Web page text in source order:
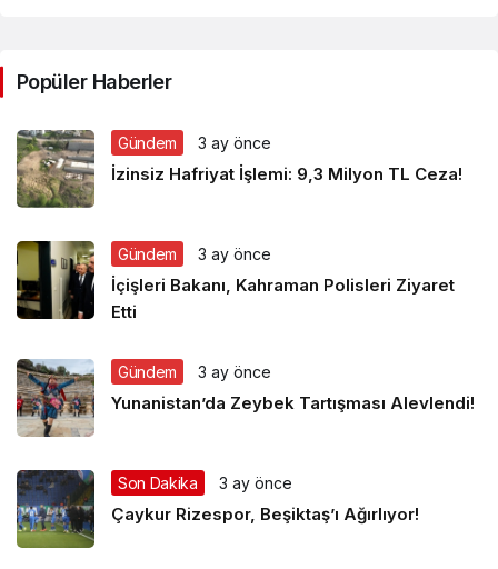
Popüler Haberler
Gündem 3 ay önce
İzinsiz Hafriyat İşlemi: 9,3 Milyon TL Ceza!
Gündem 3 ay önce
İçişleri Bakanı, Kahraman Polisleri Ziyaret
Etti
Gündem 3 ay önce
Yunanistan’da Zeybek Tartışması Alevlendi!
Son Dakika 3 ay önce
Çaykur Rizespor, Beşiktaş’ı Ağırlıyor!